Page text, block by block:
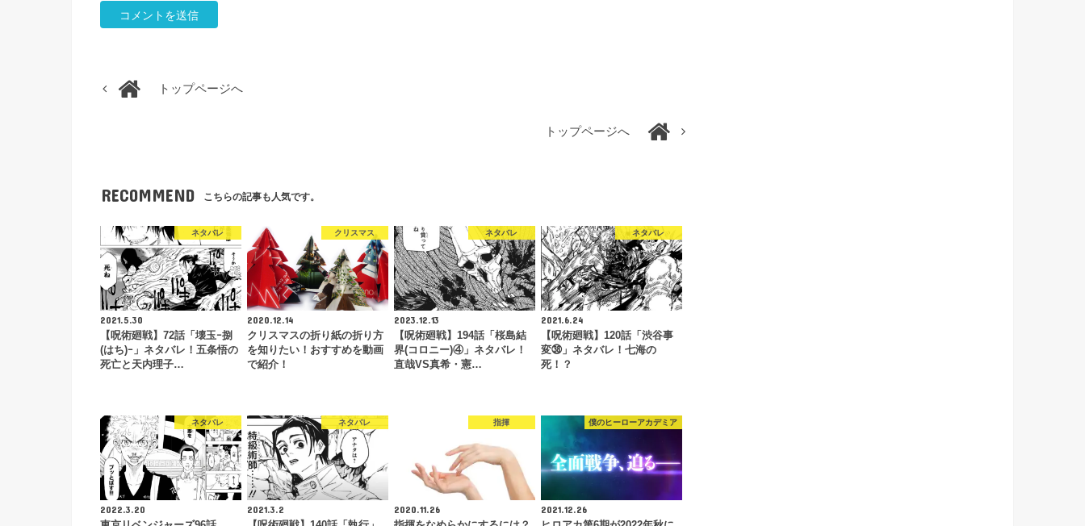
トップページへ
トップページへ
RECOMMEND こちらの記事も人気です。
ネタバレ
2021.5.30
【呪術廻戦】72話「壊玉ｰ捌
(はち)ｰ」ネタバレ！五条悟の
死亡と天内理子…
クリスマス
2020.12.14
クリスマスの折り紙の折り方
を知りたい！おすすめを動画
で紹介！
ネタバレ
2023.12.13
【呪術廻戦】194話「桜島結
界(コロニー)④」ネタバレ！
直哉VS真希・憲…
ネタバレ
2021.6.24
【呪術廻戦】120話「渋谷事
変㊳」ネタバレ！七海の
死！？
ネタバレ
2022.3.20
ネタバレ
2021.3.2
指揮
2020.11.26
僕のヒーローアカデミア
2021.12.26